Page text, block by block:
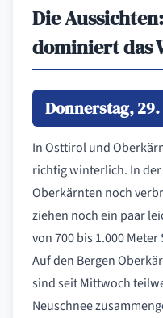
Die
dominiert das
Donnerstag,
In Osttirol und
richtig winterlich. In
Oberkärnten noch
ziehen noch ein paar
von 700 bis 1.000
Auf den Bergen
sind seit Mittwoch
Neuschnee